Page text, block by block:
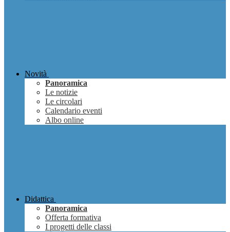
Novità
Panoramica
Le notizie
Le circolari
Calendario eventi
Albo online
Didattica
Panoramica
Offerta formativa
I progetti delle classi